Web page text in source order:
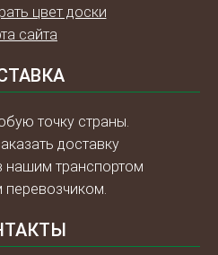
цвет доски
сайта
точку страны.
доставку
нашим транспортом